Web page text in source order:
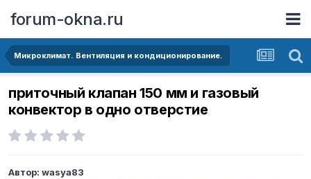
forum-okna.ru
Микроклимат. Вентиляция и кондиционирование.
приточный клапан 150 мм и газовый
конвектор в одно отверстие
Автор: wasya83